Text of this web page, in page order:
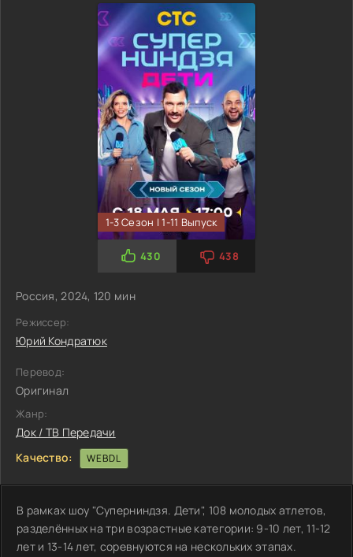
1-3 Сезон | 1-11 Выпуск
430 438
Россия, 2024, 120 мин
Режиссер:
Юрий Кондратюк
Перевод:
Оригинал
Жанр:
Док / ТВ Передачи
Качество:
WEBDL
В рамках шоу "Суперниндзя. Дети", 108 молодых атлетов,
разделённых на три возрастные категории: 9-10 лет, 11-12
лет и 13-14 лет, соревнуются на нескольких этапах.